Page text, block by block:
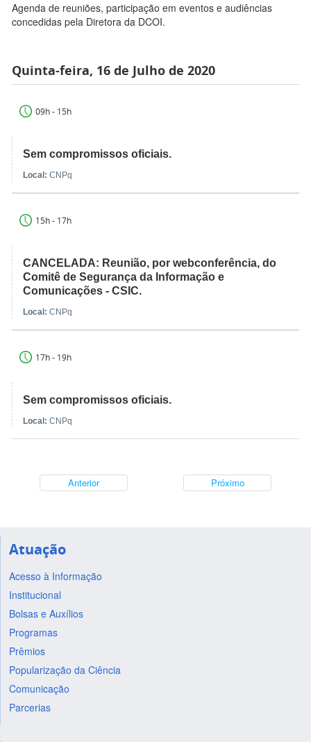
Agenda de reuniões, participação em eventos e audiências
concedidas pela Diretora da DCOI.
Quinta-feira, 16 de Julho de 2020
09h - 15h
Sem compromissos oficiais.
Local: CNPq
15h - 17h
CANCELADA: Reunião, por webconferência, do
Comitê de Segurança da Informação e
Comunicações - CSIC.
Local: CNPq
17h - 19h
Sem compromissos oficiais.
Local: CNPq
Anterior Próximo
Atuação
Acesso à Informação
Institucional
Bolsas e Auxílios
Programas
Prêmios
Popularização da Ciência
Comunicação
Parcerias